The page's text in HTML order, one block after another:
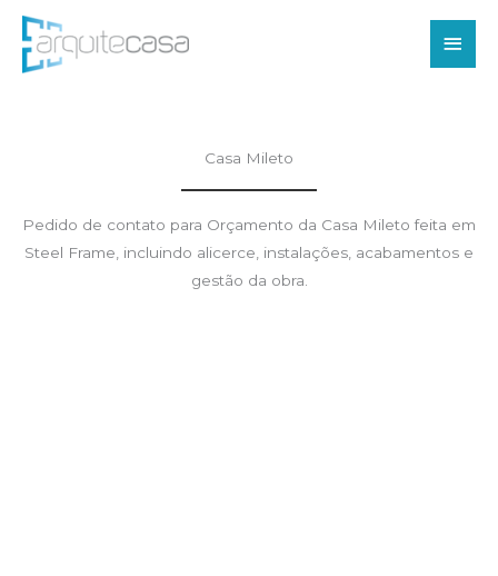
para
Casa Mileto
Pedido de contato para Orçamento da Casa Mileto feita em
Steel Frame, incluindo alicerce, instalações, acabamentos e
gestão da obra.